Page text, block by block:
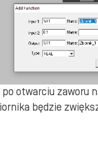
otwarciu zaworu
będzie